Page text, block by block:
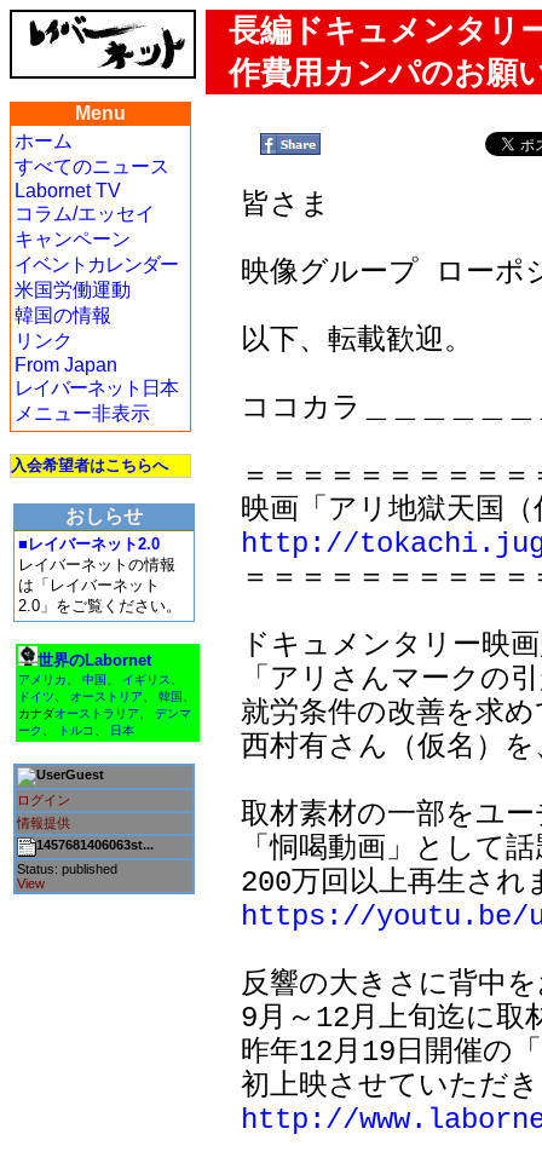
長編ドキュメンタリ
作費用カンパのお願
Menu
ホーム
すべてのニュース
Labornet TV
コラム/エッセイ
キャンペーン
イベントカレンダー
米国労働運動
韓国の情報
リンク
From Japan
レイバーネット日本
メニュー非表示
入会希望者はこちらへ
おしらせ
■レイバーネット2.0
レイバーネットの情報
は「レイバーネット
2.0」をご覧ください。
世界のLabornet
アメリカ 中国 イギリス
ドイツ
オーストリア 韓国
カナダオーストラリア
デンマ
ーク
トルコ 日本
Guest
ログイン
情報提供
1457681406063st...
Status: published
View
皆さま
映像グループ ローポ
以下、転載歓迎。
ココカラ＿＿＿＿＿
＝＝＝＝＝＝＝＝＝
http://
＝＝＝＝＝＝＝＝＝
ドキュメンタリー映
「アリさんマークの
就労条件の改善を求
西村有さん（仮名）
取材素材の一部をユ
「恫喝動画」として
https://youtu.be/
反響の大きさに背中
9月～12月上旬迄に取
昨年12月19日開催の
http://